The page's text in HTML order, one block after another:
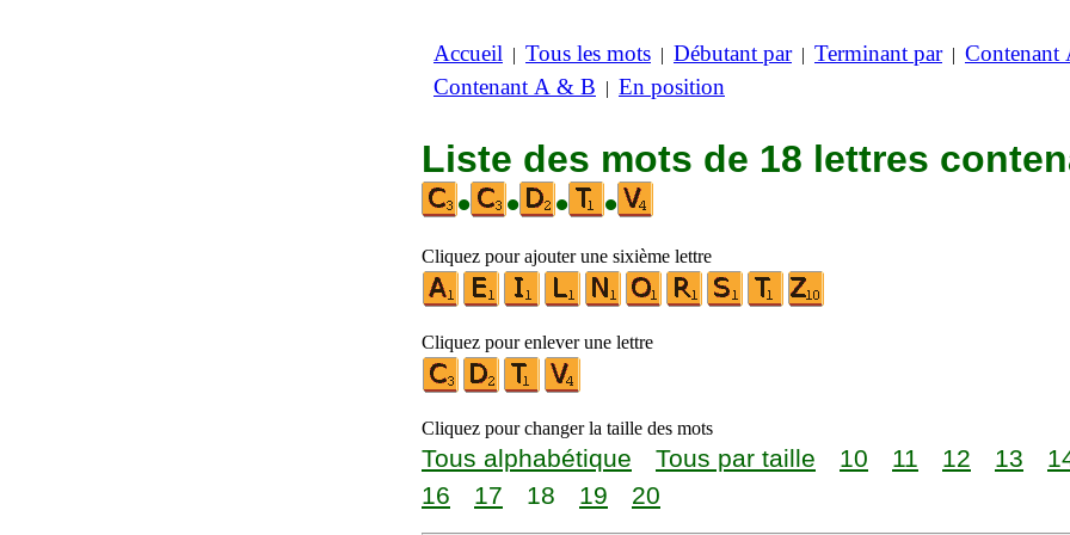
Accueil | Tous les mots | Débutant par| Terminant par| Contenant
Contenant A & B | En position
Liste des mots de 18 lettres
•
• • •
Cliquez pour ajouter une sixième lettre
Cliquez pour enlever une lettre
Cliquez pour changer la taille des mots
Tous alphabétique Tous par taille 10 11 12 13
16
17 18 19 20